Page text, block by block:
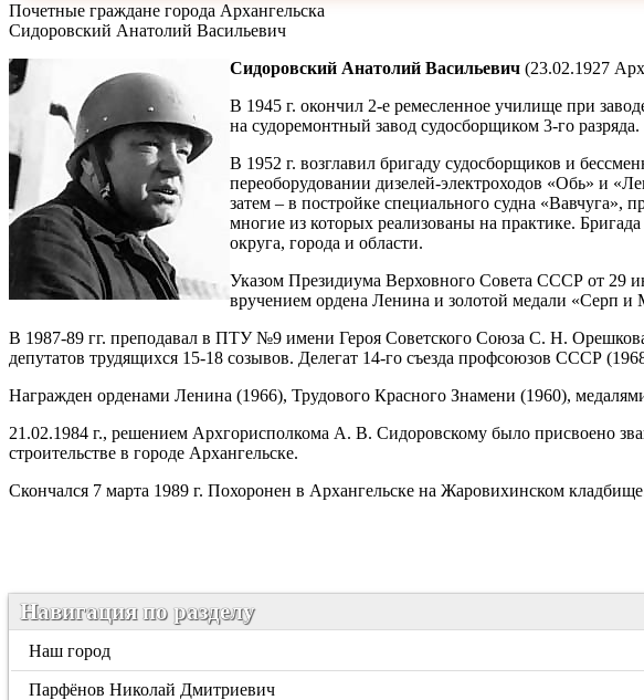
Почетные граждане города Архангельска
Сидоровский Анатолий Васильевич
Сидоровский Анатолий Васильевич (23.02.1927
В 1945 г. окончил 2-е ремесленное училище при
на судоремонтный завод судосборщиком 3-го разряда.
В 1952 г. возглавил бригаду судосборщиков и
переоборудовании дизелей-электроходов «Обь» и
затем – в постройке специального судна «Вавчуга»,
многие из которых реализованы на практике.
округа, города и области.
Указом Президиума Верховного Совета СССР от 29
вручением ордена Ленина и золотой медали «Серп и
В 1987-89 гг. преподавал в ПТУ №9 имени Героя Советского Союза С. Н.
депутатов трудящихся 15-18 созывов. Делегат 14-го съезда профсоюзов СССР
Награжден орденами Ленина (1966), Трудового Красного Знамени (1960),
21.02.1984 г., решением Архгорисполкома А. В. Сидоровскому было присвоено
строительстве в городе Архангельске.
Скончался 7 марта 1989 г. Похоронен в Архангельске на Жаровихинском
Навигация по разделу
Наш город
Парфёнов Николай Дмитриевич